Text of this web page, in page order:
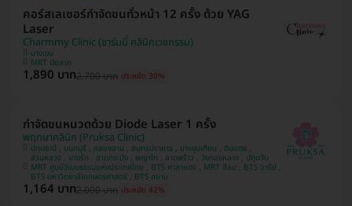
คอร์สเลเซอร์กำจัดขนทั่วหน้า 12 ครั้ง ด้วย YAG
Laser
Charmmy Clinic (ชาร์มมี่ คลินิกเวชกรรม)
บางเขน
MRT มัยลาภ
1,890 บาท2,700 บาท ประหยัด 30%
กำจัดขนหนวดด้วย Diode Laser 1 ครั้ง
พฤกษาคลินิก (Pruksa Clinic)
ปทุมธานี , นนทบุรี , คลองสาน , สมุทรปราการ , บางขุนเทียน , ดินแดง ,
สวนหลวง , บางรัก , ลาดกระบัง , พญาไท , ลาดพร้าว , วังทองหลาง , ปทุมวัน
MRT ศูนย์วัฒนธรรมแห่งประเทศไทย , BTS ศาลาแดง , MRT สีลม , BTS อารีย์ ,
BTS มหาวิทยาลัยเกษตรศาสตร์ , BTS สยาม
1,164 บาท2,000 บาท ประหยัด 42%